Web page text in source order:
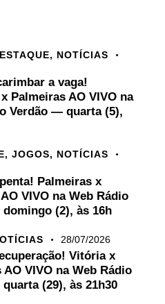
NOTÍCIAS
a vaga!
Palmeiras AO VIVO na
Verdão — quarta (5),
JOGOS, NOTÍCIAS
Palmeiras x
VIVO na Web Rádio
(2), às 16h
28/07/2026
Vitória x
AO VIVO na Web Rádio
(29), às 21h30